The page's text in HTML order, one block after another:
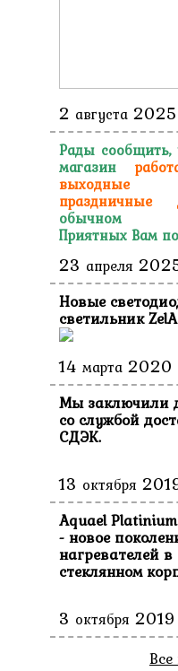
2 августа 2025
Рады
магазин
праздничные
обычном
Приятных Вам
23 апреля
Новые
светильник
14 марта 2020
Мы заключили
со службой
СДЭК.
13 октября
Aquael
- новое
нагревателей в
стеклянном
3 октября 2019